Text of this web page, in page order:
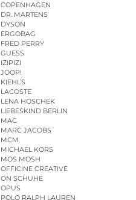
COPENHAGEN
DR. MARTENS
DYSON
ERGOBAG
FRED PERRY
GUESS
IZIPIZI
JOOP!
KIEHL’S
LACOSTE
LENA HOSCHEK
LIEBESKIND BERLIN
MAC
MARC JACOBS
MCM
MICHAEL KORS
MOS MOSH
OFFICINE CREATIVE
ON SCHUHE
OPUS
POLO RALPH LAUREN